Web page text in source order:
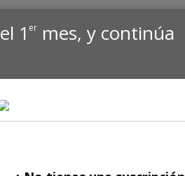
el 1er mes, y continúa